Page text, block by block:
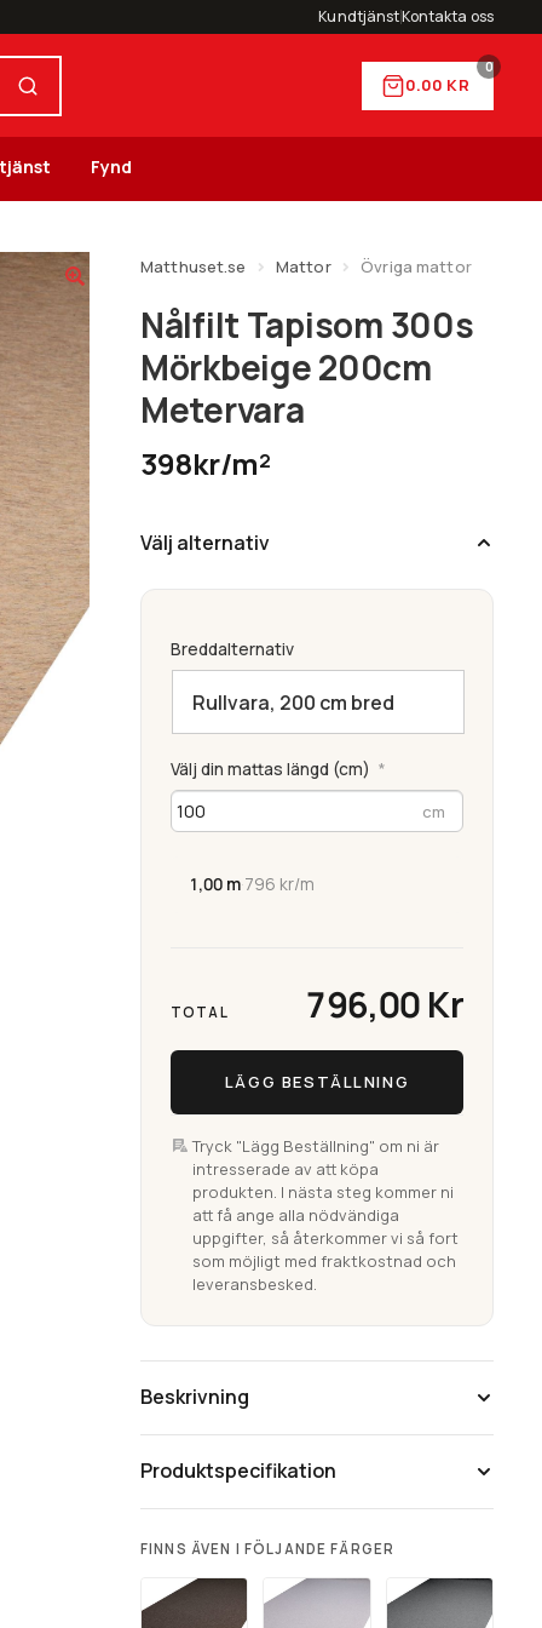
KundtjänstKontakta oss
0.00 KR
0
Fynd
Matthuset.se Mattor Övriga mattor
Nålfilt Tapisom 300s
Mörkbeige 200cm
Metervara
398kr/m²
Välj alternativ
Breddalternativ
Välj din mattas längd (cm) *
1,00 m·796 kr/m
TOTAL 796,00 Kr
LÄGG BESTÄLLNING
Tryck "Lägg Beställning" om ni är
intresserade av att köpa
produkten. I nästa steg kommer ni
att få ange alla nödvändiga
uppgifter, så återkommer vi så fort
som möjligt med fraktkostnad och
leveransbesked.
Beskrivning
Produktspecifikation
FINNS ÄVEN I FÖLJANDE FÄRGER